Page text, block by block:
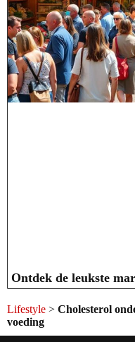
Ontdek de leukste
Lifestyle > Cholesterol
voeding